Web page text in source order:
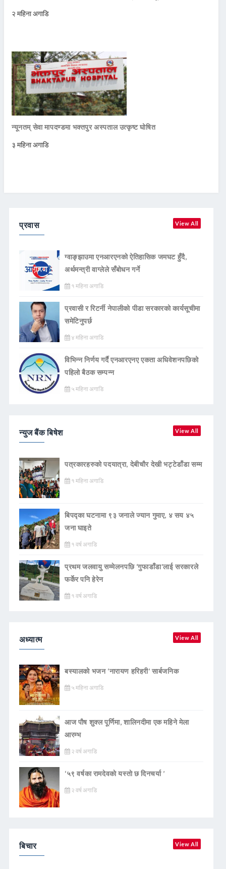
२ महिना अगाडि
न्यूनतम् सेवा मापदण्डमा भक्तपुर अस्पताल उत्कृष्ट घोषित
३ महिना अगाडि
प्रवास View All
ग्वाङ्झाउमा एनआरएनको ऐतिहासिक जमघट हुँदै,
अर्थमन्त्री वाग्लेले सँबोधन गर्ने
१ महिना अगाडि
प्रवासी र रिटर्नी नेपालीको पीडा सरकारको कार्यसूचीमा
समेटिनुपर्छ
४ महिना अगाडि
विभिन्न निर्णय गर्दै एनआरएनए एकता अधिवेशनपछिको
पहिलो बैठक सम्पन्न
५ महिना अगाडि
न्युज बैंक बिषेश View All
पत्रकारहरुको पदयात्रा, देबीचौर देखी भट्टेडाँडा सम्म
१ महिना अगाडि
बिपद्का घटनामा ९३ जनाले ज्यान गुमाए, ४ सय ४५
जना घाइते
१ वर्ष अगाडि
प्रथम जलवायु सम्मेलनपछि ‘गुफाडाँडा’लाई सरकारले
फर्केर पनि हेरेन
१ वर्ष अगाडि
अध्यात्म View All
बस्यालको भजन ‘नारायण हरिहरी’ सार्बजनिक
५ महिना अगाडि
आज पौष शुक्ल पूर्णिमा, शालिनदीमा एक महिने मेला
आरम्भ
२ वर्ष अगाडि
‘५९ वर्षका रामदेवकाे यस्ताे छ दिनचर्या ’
२ वर्ष अगाडि
बिचार View All